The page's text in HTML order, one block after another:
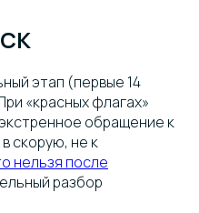
этап (первые 14
«красных флагах»
обращение к
скорую, не к
нельзя после
разбор